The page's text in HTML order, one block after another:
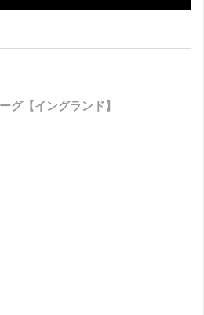
グ【イングランド】